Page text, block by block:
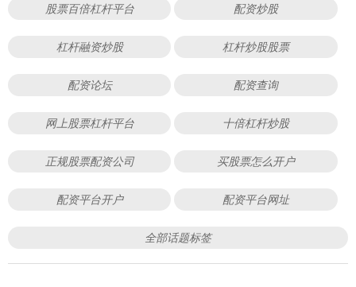
股票百倍杠杆平台 配资炒股
杠杆融资炒股 杠杆炒股股票
配资论坛 配资查询
网上股票杠杆平台 十倍杠杆炒股
正规股票配资公司 买股票怎么开户
配资平台开户 配资平台网址
全部话题标签